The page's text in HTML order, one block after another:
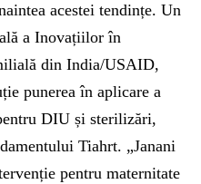
acestei tendințe. Un
a Inovațiilor în
din India/USAID,
punerea în aplicare a
DIU și sterilizări,
Tiahrt. „Janani
pentru maternitate